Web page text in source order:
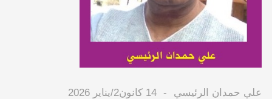
علي حمدان الرئيسي 14 كانون2/يناير 2026